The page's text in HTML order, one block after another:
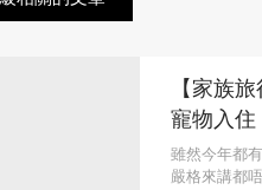
【家族
寵物入住
雖然今年都
嚴格來講都